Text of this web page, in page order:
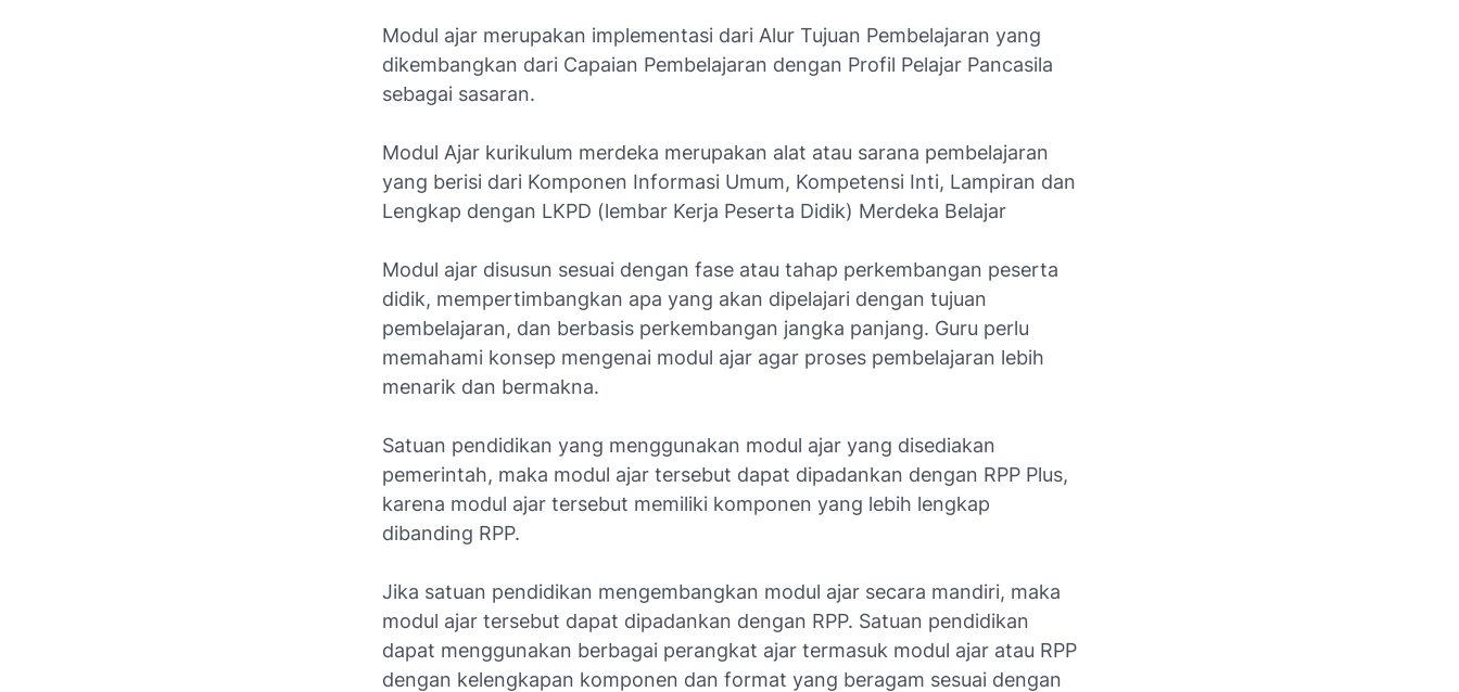
Modul ajar merupakan implementasi dari Alur Tujuan Pembelajaran yang
dikembangkan dari Capaian Pembelajaran dengan Profil Pelajar Pancasila
sebagai sasaran.
Modul Ajar kurikulum merdeka merupakan alat atau sarana pembelajaran
yang berisi dari Komponen Informasi Umum, Kompetensi Inti, Lampiran dan
Lengkap dengan LKPD (lembar Kerja Peserta Didik) Merdeka Belajar
Modul ajar disusun sesuai dengan fase atau tahap perkembangan peserta
didik, mempertimbangkan apa yang akan dipelajari dengan tujuan
pembelajaran, dan berbasis perkembangan jangka panjang. Guru perlu
memahami konsep mengenai modul ajar agar proses pembelajaran lebih
menarik dan bermakna.
Satuan pendidikan yang menggunakan modul ajar yang disediakan
pemerintah, maka modul ajar tersebut dapat dipadankan dengan RPP Plus,
karena modul ajar tersebut memiliki komponen yang lebih lengkap
dibanding RPP.
Jika satuan pendidikan mengembangkan modul ajar secara mandiri, maka
modul ajar tersebut dapat dipadankan dengan RPP. Satuan pendidikan
dapat menggunakan berbagai perangkat ajar termasuk modul ajar atau RPP
dengan kelengkapan komponen dan format yang beragam sesuai dengan